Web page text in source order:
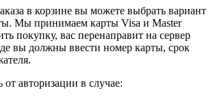
в корзине вы можете выбрать вариант
Мы принимаем карты Visa и Master
покупку, вас перенаправит на сервер
вы должны ввести номер карты, срок
от авторизации в случае: